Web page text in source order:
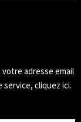
adresse email
service, cliquez ici.